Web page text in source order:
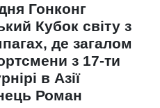
Гонконг
Кубок світу з
де загалом
з 17-ти
в Азії
Роман